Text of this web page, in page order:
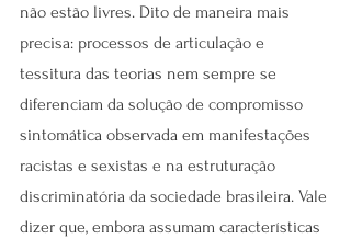
não estão livres. Dito de maneira mais
precisa: processos de articulação e
tessitura das teorias nem sempre se
diferenciam da solução de compromisso
sintomática observada em manifestações
racistas e sexistas e na estruturação
discriminatória da sociedade brasileira. Vale
dizer que, embora assumam características